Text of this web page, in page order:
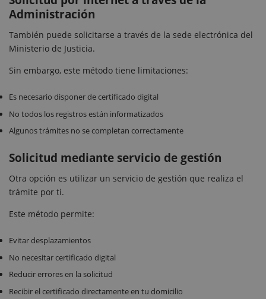
Administración
También puede solicitarse a través de la sede electrónica del
Ministerio de Justicia.
Sin embargo, este método tiene limitaciones:
Es necesario disponer de certificado digital
No todos los registros están informatizados
Algunos trámites no se completan correctamente
Solicitud mediante servicio de gestión
Otra opción es utilizar un servicio de gestión que realiza el
trámite por ti.
Este método permite:
Evitar desplazamientos
No necesitar certificado digital
Reducir errores en la solicitud
Recibir el certificado directamente en tu domicilio